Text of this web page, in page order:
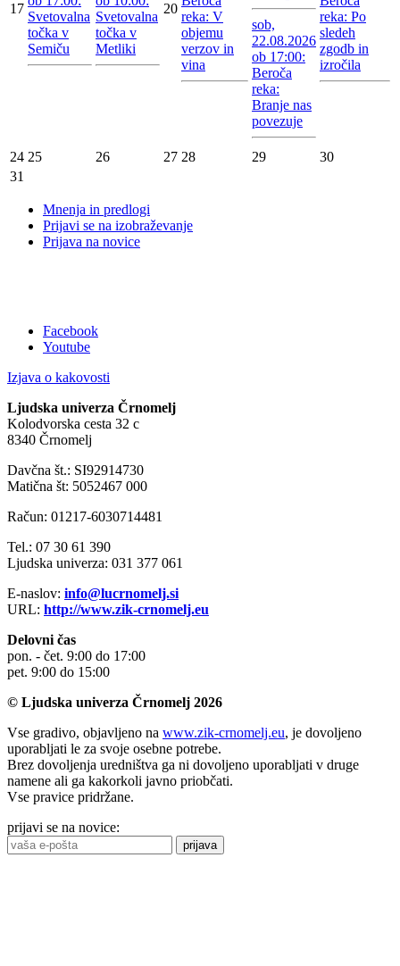
17
Svetovalna
točka v
Semiču
Svetovalna
točka v
Metliki
20
reka: V
objemu
verzov in
vina
sob,
22.08.2026
ob 17:00:
Beroča
reka:
Branje nas
povezuje
reka: Po
sledeh
zgodb in
izročila
24 25 26 27 28 29
30
31
Mnenja in predlogi
Prijavi se na izobraževanje
Prijava na novice
Facebook
Youtube
Izjava o kakovosti
Ljudska univerza Črnomelj
Kolodvorska cesta 32 c
8340 Črnomelj
Davčna št.: SI92914730
Matična št: 5052467 000
Račun: 01217-6030714481
Tel.: 07 30 61 390
Ljudska univerza: 031 377 061
E-naslov: info@lucrnomelj.si
URL: http://www.zik-crnomelj.eu
Delovni čas
pon. - čet. 9:00 do 17:00
pet. 9:00 do 15:00
© Ljudska univerza Črnomelj 2026
Vse gradivo, objavljeno na www.zik-crnomelj.eu, je dovoljeno
uporabljati le za svoje osebne potrebe.
Brez dovoljenja uredništva ga ni dovoljeno uporabljati v druge
namene ali ga kakorkoli javno priobčati.
Vse pravice pridržane.
prijavi se na novice:
prijava